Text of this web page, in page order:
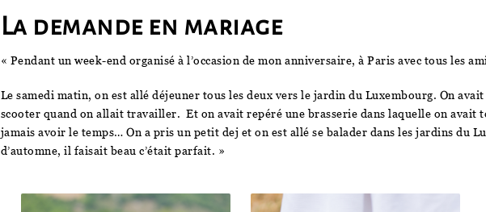
La demande en mariage
« Pendant un week-end organisé à l’occasion de mon anniversaire, à Paris avec tous les
Le samedi matin, on est allé déjeuner tous les deux vers le jardin du Luxembourg. On avait
scooter quand on allait travailler. Et on avait repéré une brasserie dans laquelle on avait
jamais avoir le temps… On a pris un petit dej et on est allé se balader dans les jardins du
d’automne, il faisait beau c’était parfait. »